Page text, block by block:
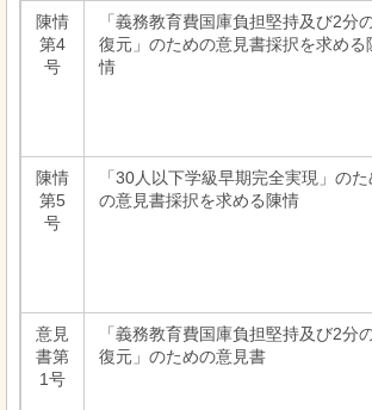
陳情
第4
号
「義務教育費国庫負担堅持及び2分
復元」のための意見書採択を求める
情
陳情
第5
号
「30人以下学級早期完全実現」のた
の意見書採択を求める陳情
意見
書第
1号
「義務教育費国庫負担堅持及び2分
復元」のための意見書